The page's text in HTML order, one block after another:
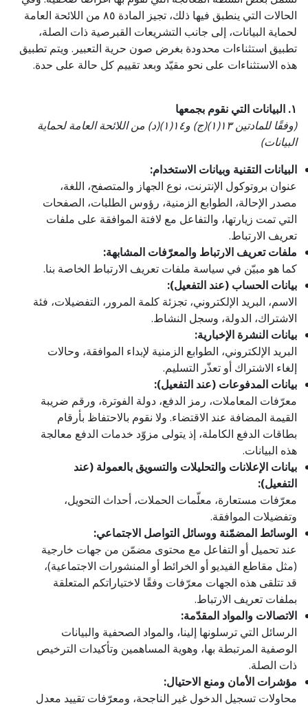
الحالات التي ينطبق فيها ذلك، تجيز المادة ٨٥ من اللائحة العامة
لحماية البيانات، إلى جانب التشريعات القبرصية ذات الصلة،
تطبيق استثناءات محدودة بغرض صون حرية التعبير. ويتم تطبيق
هذه الاستثناءات على نحو مقيّد وبعد تقييم كل حالة على حدة.
١. البيانات التي نقوم بجمعها
(وفقًا للمادتين ١٣(١)(ج) و١٤(١)(د) من اللائحة العامة لحماية
البيانات)
البيانات التقنية وبيانات الاستخدام:
عنوان بروتوكول الإنترنت، نوع الجهاز والمتصفح، اللغة،
مصدر الإحالة، الطوابع الزمنية، رؤوس الطلبات، الصفحات
التي تمت زيارتها، والتفاعل مع لافتة الموافقة على ملفات
تعريف الارتباط.
ملفات تعريف الارتباط والمعرّفات المشابهة:
كما هو مبيّن في سياسة ملفات تعريف الارتباط الخاصة بنا.
بيانات الحساب (عند التفعيل):
الاسم، البريد الإلكتروني، تجزئة كلمة المرور، التفضيلات، فئة
الاشتراك، الدولة، وسجل النشاط.
بيانات النشرة الإخبارية:
البريد الإلكتروني، الطوابع الزمنية لإبداء الموافقة، وحالات
إلغاء الاشتراك أو تعذّر التسليم.
بيانات المدفوعات (عند التفعيل):
معرّفات المعاملات، رمز الدفع، دولة الفوترة، ورقم ضريبة
القيمة المضافة عند الاقتضاء. ولا نقوم بالاحتفاظ بأرقام
بطاقات الدفع الكاملة، إذ يتولى مزوّد خدمات الدفع معالجة
هذه البيانات.
بيانات الإعلانات والتحليلات والتسويق بالعمولة (عند
التفعيل):
معرّفات مستعارة، معلّمات الحملات، أحداث التحويل،
وتفضيلات الموافقة.
الوسائط المضمّنة ووسائل التواصل الاجتماعي:
عند تحميل أو التفاعل مع محتوى مضمّن من جهات خارجية
(مثل مقاطع الفيديو أو الخرائط أو المنشورات الاجتماعية)،
قد تتلقى هذه الجهات معرّفات وفقًا لاختياراتكم المتعلقة
بملفات تعريف الارتباط.
الاتصالات والمواد المقدّمة:
الرسائل التي ترسلونها إلينا، والمواد الصحفية والبيانات
الوصفية المرتبطة بها، وهوية المساهمين وتأكيدات الترخيص
ذات الصلة.
مؤشرات الأمان ومنع الاحتيال:
محاولات تسجيل الدخول غير الناجحة، ومعرّفات تقييد معدل